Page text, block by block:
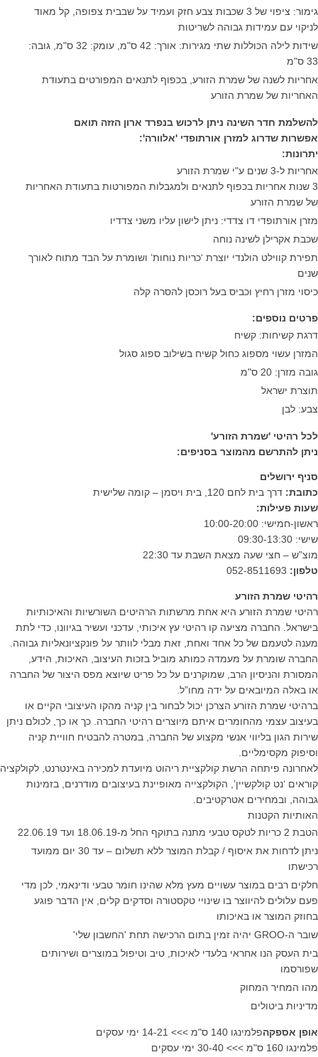
גימור: ציפוי של 3 שכבות צבע חזק ועמיד על שבבית צפופה, קל מאוד
לניקוי עם עמידות גבוהה לשריטות
שידות לילה הכוללות שתי מגירות: אורך: 42 ס"מ, עומק: 32 ס"מ, גובה:
33 ס"מ
אחריות לשנה של שמרת הזורע, בכפוף לתנאים המפורטים בתעודת
האחריות של שמרת הזורע
להשלמת חדר השינה ניתן לרכוש בנפרד ארון הזזה תואם
אפשרות שדרוג למזרן אורתופדי 'אלוורה':
יתרונות:
אחריות ל-3 שנים ע"י שמרת הזורע
3 שנות אחריות בכפוף לתנאים ולמגבלות המפורטות בתעודת האחריות
של שמרת הזורע
מזרן אורתופדי דו צדדי: ניתן לישון עליו משני צדדיו
שכבת אקרילן לשינה נוחה
תפירת קווילט הולנדי יוצרת ‘כריות נוחות’ ושומרת על הבד מתוח לאורך
שנים
כיסוי מזרן רחיץ וכביס בעל רוכסן להסרה קלה
פרטים נוספים:
דרגת קשיחות: קשיח
המזרן עשוי מספוג כחול קשיח בשילוב ספוג סגול
גובה מזרן: 20 ס"מ
תוצרת ישראל
צבע: לבן
לכל רהיטי 'שמרת הזורע'
ניתן להתרשם מהמוצר בסניפים:
סניף ירושלים
כתובת: דרך בית לחם 120, בית ויסמן – קומה שלישית
שעות פעילות:
ראשון-חמישי: 10:00-20:00
שישי: 09:30-13:30
מוצ”ש – חצי שעה מצאת השבת עד 22:30
טלפון: 052-8511693
רהיטי שמרת הזורע
רהיטי שמרת הזורע היא אחת מרשתות הרהיטים השורשיות והאיכותיות
בישראל. החברה מציעה קו רהיטי עץ איכותי, עדכני ועשיר בגיוונו, כדי לתת
מענה לטעמם של כל אחד ואחת, זאת מבלי לוותר על פונקציונאליות גבוהה.
החברה שומרת על מעמדה כמותג מוביל בזכות העיצוב, האיכות, הידע,
המסורת והניסיון הרב, שמוקרנים על כל פריט שיוצא מפס היצור של החברה
או באלה המיובאים על ידה מחו”ל.
ברהיטי שמרת הזורע הצרכן יכול לבחור בין קניה מהקו העיצובי הקיים או
בעיצוב עצמי מהחומרים איתם מיוצרים רהיטי החברה. כך או כך, לכולם ניתן
שירות הגון בליווי אנשי מקצוע של החברה, במטרה להבטיח חוויית קניה
וסיפוק מקסימליים.
לאחרונה פיתחה הרשת קולקציית ריהוט מיועדת למכירה באינטרנט, לקולקציה
קוראים ‘נט קולקשיין’, הקולקצייה מאופיינת בעיצובים מודרנים, בזמינות
גבוהה, ובמחירים אטרקטיבים.
האותיות הקטנות
הטבת 2 כריות לטקס טבעי מתנה בתוקף החל מ-18.06.19 ועד 22.06.19
ניתן לדחות את איסוף / קבלת המוצר ללא תשלום – עד 30 יום ממועד
רכישתו
חלקים רבים במוצר עשויים מעץ מלא שהינו חומר טבעי ודינאמי, לכן מדי
פעם עלולים להיווצר בו שינויי טקסטורה וסדקים קלים, אין הדבר פוגע
בחוזק המוצר או באיכותו
שובר ה-GROO יהיה זמין בתום הרכישה תחת 'החשבון שלי'
בית העסק הנו אחראי בלעדי לאיכות, טיב וטיפול במוצרים ושירותים
שפורסמו
מהו המחיר המחוק
מדיניות ביטולים
אופן אספקהפלמינגו 140 ס"מ >>> 14-21 ימי עסקים
פלמינגו 160 ס"מ >>> 30-40 ימי עסקים